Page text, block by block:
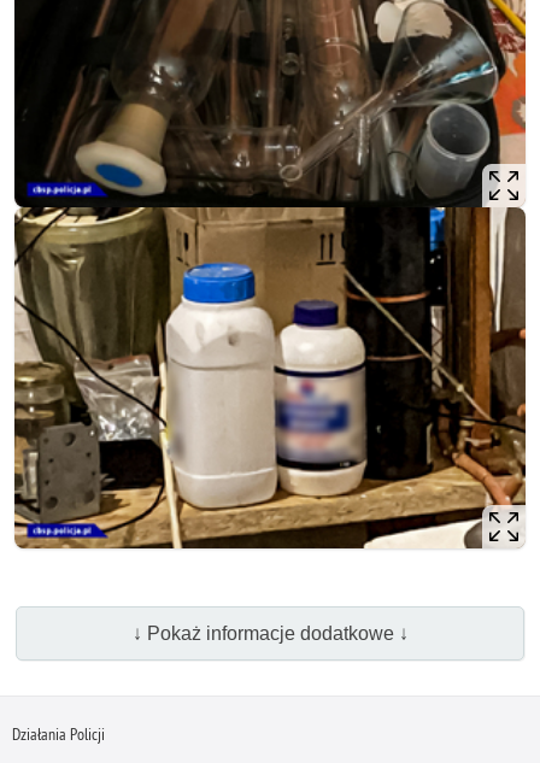
↓ Pokaż informacje dodatkowe ↓
Działania Policji